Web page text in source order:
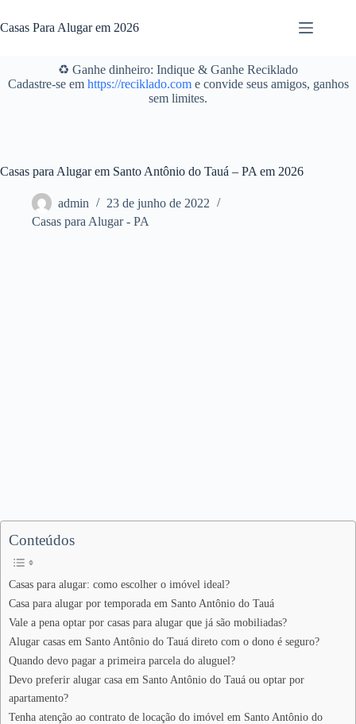
para
o
Casas Para Alugar em 2026
♻️ Ganhe dinheiro: Indique & Ganhe Reciklado
Cadastre-se em https://reciklado.come convide seus amigos, ganhos
sem limites.
Casas para Alugar em Santo Antônio do Tauá – PA em 2026
admin
23 de junho de 2022
Casas para Alugar - PA
Conteúdos
Casas para alugar: como escolher o imóvel ideal?
Casa para alugar por temporada em Santo Antônio do Tauá
Vale a pena optar por casas para alugar que já são mobiliadas?
Alugar casas em Santo Antônio do Tauá direto com o dono é seguro?
Quando devo pagar a primeira parcela do aluguel?
Devo preferir alugar casa em Santo Antônio do Tauá ou optar por
apartamento?
Tenha atenção ao contrato de locação do imóvel em Santo Antônio do